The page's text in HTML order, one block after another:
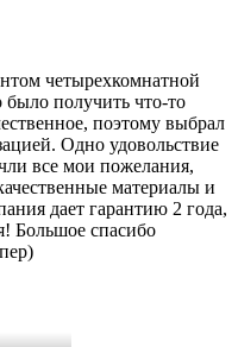
четырехкомнатной
получить что-то
поэтому выбрал
Одно удовольствие
все мои пожелания,
материалы и
дает гарантию 2 года,
Большое спасибо